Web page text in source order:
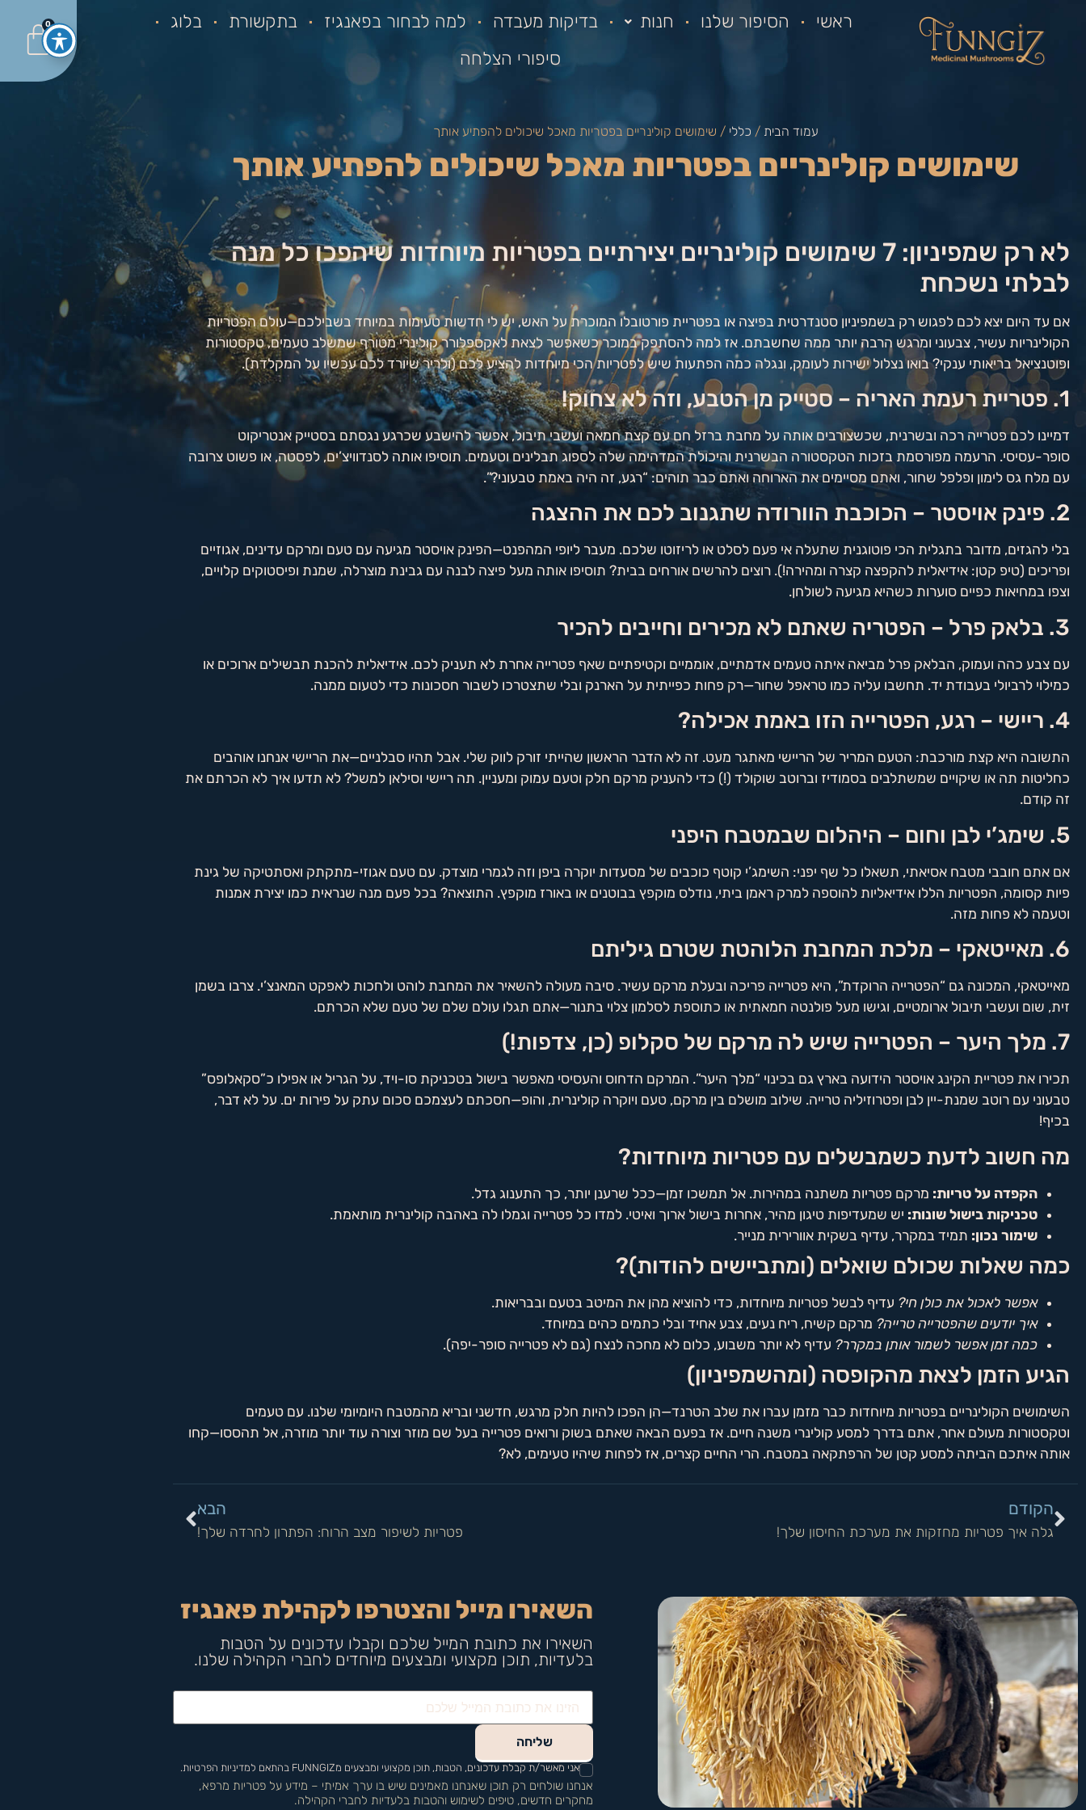
ראשי הסיפור שלנו חנות בדיקות מעבדה למה לבחור בפאנגיז בתקשורת
בלוג
סיפורי הצלחה
0
עמוד הבית / כללי / שימושים קולינריים בפטריות מאכל שיכולים להפתיע אותך
שימושים קולינריים בפטריות מאכל שיכולים להפתיע אותך
לא רק שמפיניון: 7 שימושים קולינריים יצירתיים בפטריות מיוחדות שיהפכו כל מנה
לבלתי נשכחת
אם עד היום יצא לכם לפגוש רק בשמפיניון סטנדרטית בפיצה או בפטריית פורטובלו המוכרת על האש, יש לי חדשות טעימות במיוחד בשבילכם—עולם הפטריות
הקולינריות עשיר, צבעוני ומרגש הרבה יותר ממה שחשבתם. אז למה להסתפק במוכר כשאפשר לצאת לאקספלורר קולינרי מטורף שמשלב טעמים, טקסטורות
ופוטנציאל בריאותי ענקי? בואו נצלול ישירות לעומק, ונגלה כמה הפתעות שיש לפטריות הכי מיוחדות להציע לכם (ולריר שיורד לכם עכשיו על המקלדת).
1. פטריית רעמת האריה – סטייק מן הטבע, וזה לא צחוק!
דמיינו לכם פטרייה רכה ובשרנית, שכשצורבים אותה על מחבת ברזל חם עם קצת חמאה ועשבי תיבול, אפשר להישבע שכרגע נגסתם בסטייק אנטריקוט
סופר-עסיסי. הרעמה מפורסמת בזכות הטקסטורה הבשרנית והיכולת המדהימה שלה לספוג תבלינים וטעמים. תוסיפו אותה לסנדוויצ’ים, לפסטה, או פשוט צרובה
עם מלח גס לימון ופלפל שחור, ואתם מסיימים את הארוחה ואתם כבר תוהים: “רגע, זה היה באמת טבעוני?”.
2. פינק אויסטר – הכוכבת הוורודה שתגנוב לכם את ההצגה
בלי להגזים, מדובר בתגלית הכי פוטוגנית שתעלה אי פעם לסלט או לריזוטו שלכם. מעבר ליופי המהפנט—הפינק אויסטר מגיעה עם טעם ומרקם עדינים, אגוזיים
ופריכים (טיפ קטן: אידיאלית להקפצה קצרה ומהירה!). רוצים להרשים אורחים בבית? תוסיפו אותה מעל פיצה לבנה עם גבינת מוצרלה, שמנת ופיסטוקים קלויים,
וצפו במחיאות כפיים סוערות כשהיא מגיעה לשולחן.
3. בלאק פרל – הפטריה שאתם לא מכירים וחייבים להכיר
עם צבע כהה ועמוק, הבלאק פרל מביאה איתה טעמים אדמתיים, אוממיים וקטיפתיים שאף פטרייה אחרת לא תעניק לכם. אידיאלית להכנת תבשילים ארוכים או
כמילוי לרביולי בעבודת יד. תחשבו עליה כמו טראפל שחור—רק פחות כפייתית על הארנק ובלי שתצטרכו לשבור חסכונות כדי לטעום ממנה.
4. ריישי – רגע, הפטרייה הזו באמת אכילה?
התשובה היא קצת מורכבת: הטעם המריר של הריישי מאתגר מעט. זה לא הדבר הראשון שהייתי זורק לווק שלי. אבל תהיו סבלניים—את הריישי אנחנו אוהבים
כחליטות תה או שיקויים שמשתלבים בסמודיז וברוטב שוקולד (!) כדי להעניק מרקם חלק וטעם עמוק ומעניין. תה ריישי וסילאן למשל? לא תדעו איך לא הכרתם את
זה קודם.
5. שימג’י לבן וחום – היהלום שבמטבח היפני
אם אתם חובבי מטבח אסיאתי, תשאלו כל שף יפני: השימג’י קוטף כוכבים של מסעדות יוקרה ביפן וזה לגמרי מוצדק. עם טעם אגוזי-מתקתק ואסתטיקה של גינת
פיות קסומה, הפטריות הללו אידיאליות להוספה למרק ראמן ביתי, נודלס מוקפץ בבוטנים או באורז מוקפץ. התוצאה? בכל פעם מנה שנראית כמו יצירת אמנות
וטעמה לא פחות מזה.
6. מאייטאקי – מלכת המחבת הלוהטת שטרם גיליתם
מאייטאקי, המכונה גם “הפטרייה הרוקדת”, היא פטרייה פריכה ובעלת מרקם עשיר. סיבה מעולה להשאיר את המחבת לוהט ולחכות לאפקט המאנצ’י. צרבו בשמן
זית, שום ועשבי תיבול ארומטיים, וגישו מעל פולנטה חמאתית או כתוספת לסלמון צלוי בתנור—אתם תגלו עולם שלם של טעם שלא הכרתם.
7. מלך היער – הפטרייה שיש לה מרקם של סקלופ (כן, צדפות!)
תכירו את פטריית הקינג אויסטר הידועה בארץ גם בכינוי “מלך היער”. המרקם הדחוס והעסיסי מאפשר בישול בטכניקת סו-ויד, על הגריל או אפילו כ”סקאלופס”
טבעוני עם רוטב שמנת-יין לבן ופטרוזיליה טרייה. שילוב מושלם בין מרקם, טעם ויוקרה קולינרית, והופ—חסכתם לעצמכם סכום עתק על פירות ים. על לא דבר,
בכיף!
מה חשוב לדעת כשמבשלים עם פטריות מיוחדות?
הקפדה על טריות: מרקם פטריות משתנה במהירות. אל תמשכו זמן—ככל שרענן יותר, כך התענוג גדל.
טכניקות בישול שונות: יש שמעדיפות טיגון מהיר, אחרות בישול ארוך ואיטי. למדו כל פטרייה וגמלו לה באהבה קולינרית מותאמת.
שימור נכון: תמיד במקרר, עדיף בשקית אוורירית מנייר.
כמה שאלות שכולם שואלים (ומתביישים להודות)?
אפשר לאכול את כולן חי? עדיף לבשל פטריות מיוחדות, כדי להוציא מהן את המיטב בטעם ובבריאות.
איך יודעים שהפטרייה טרייה? מרקם קשיח, ריח נעים, צבע אחיד ובלי כתמים כהים במיוחד.
כמה זמן אפשר לשמור אותן במקרר? עדיף לא יותר משבוע, כלום לא מחכה לנצח (גם לא פטרייה סופר-יפה).
הגיע הזמן לצאת מהקופסה (ומהשמפיניון)
השימושים הקולינריים בפטריות מיוחדות כבר מזמן עברו את שלב הטרנד—הן הפכו להיות חלק מרגש, חדשני ובריא מהמטבח היומיומי שלנו. עם טעמים
וטקסטורות מעולם אחר, אתם בדרך למסע קולינרי משנה חיים. אז בפעם הבאה שאתם בשוק ורואים פטרייה בעל שם מוזר וצורה עוד יותר מוזרה, אל תהססו—קחו
אותה איתכם הביתה למסע קטן של הרפתקאה במטבח. הרי החיים קצרים, אז לפחות שיהיו טעימים, לא?
הקודם
גלה איך פטריות מחזקות את מערכת החיסון שלך!
הבא
פטריות לשיפור מצב הרוח: הפתרון לחרדה שלך!
השאירו מייל והצטרפו לקהילת פאנגיז
השאירו את כתובת המייל שלכם וקבלו עדכונים על הטבות
בלעדיות, תוכן מקצועי ומבצעים מיוחדים לחברי הקהילה שלנו.
שליחה
אני מאשר/ת קבלת עדכונים, הטבות, תוכן מקצועי ומבצעים מFUNNGIZ בהתאם למדיניות הפרטיות.
אנחנו שולחים רק תוכן שאנחנו מאמינים שיש בו ערך אמיתי – מידע על פטריות מרפא,
מחקרים חדשים, טיפים לשימוש והטבות בלעדיות לחברי הקהילה.